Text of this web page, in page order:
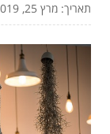
תאריך: מרץ 25, 2019